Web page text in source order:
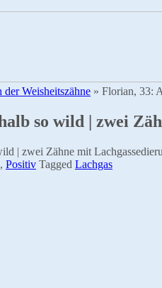
Weisheitszähne » Florian, 33:
so wild | zwei
, Positiv Tagged Lachgas